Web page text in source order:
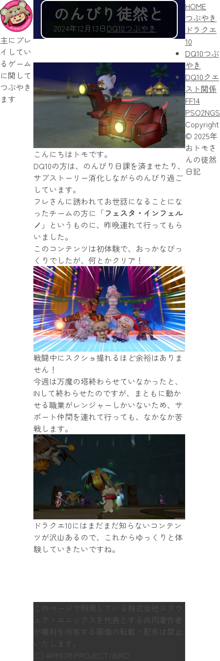
主にプレ
イしてい
るゲーム
に関して
つぶやき
ます
のんびり徒然と
2024年12月13日DQ10つぶやき
こんにちはトモです。
DQ10の方は、のんびり日課を済ませたり、
サブストーリー消化しながらのんびり過ご
しています。
フレさんに誘われてお世話になることにな
ったチームの方に「フェスタ・インフェル
ノ 」というものに、昨晩連れて行ってもら
いました。
このコンテンツは初体験で、おっかなびっ
くりでしたが、何とかクリア！
戦闘中にスクショ撮れるほど余裕はありま
せん！
今週は万魔の塔終わらせていなかったと、
INして終わらせたのですが、まともに動か
せる職業がレンジャーしかいないため、サ
ポート仲間を連れて行っても、なかなか苦
戦します。
ドラクエ10にはまだまだ知らないコンテン
ツが沢山あるので、これからゆっくりと体
験していきたいですね。
このページで利用している株式会社スクウ
ェア・エニックスを代表とする共同著作者
が権利を所有する画像の転載・配布は禁止
いたします。
(C) ARMOR PROJECT/BIRD
HOME
つぶやき
ドラクエ
10
DQ10つぶ
やき
DQ10クエ
スト関係
FF14
PSO2NGS
Copyright
© 2025年
おトモさ
んの徒然
日記